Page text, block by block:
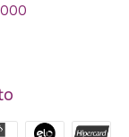
000